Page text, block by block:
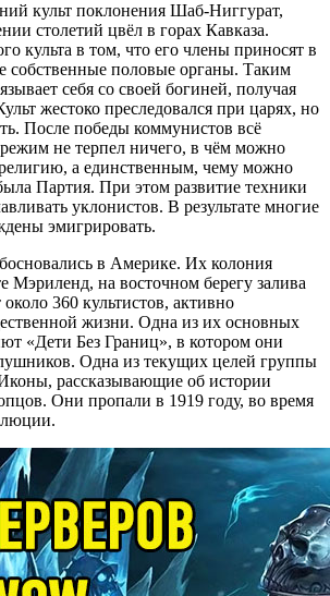
культ поклонения Шаб-Ниггурат,
столетий цвёл в горах Кавказа.
культа в том, что его члены приносят в
собственные половые органы. Таким
себя со своей богиней, получая
жестоко преследовался при царях, но
После победы коммунистов всё
не терпел ничего, в чём можно
а единственным, чему можно
Партия. При этом развитие техники
уклонистов. В результате многие
эмигрировать.
в Америке. Их колония
Мэриленд, на восточном берегу залива
360 культистов, активно
жизни. Одна из их основных
«Дети Без Границ», в котором они
Одна из текущих целей группы
рассказывающие об истории
Они пропали в 1919 году, во время